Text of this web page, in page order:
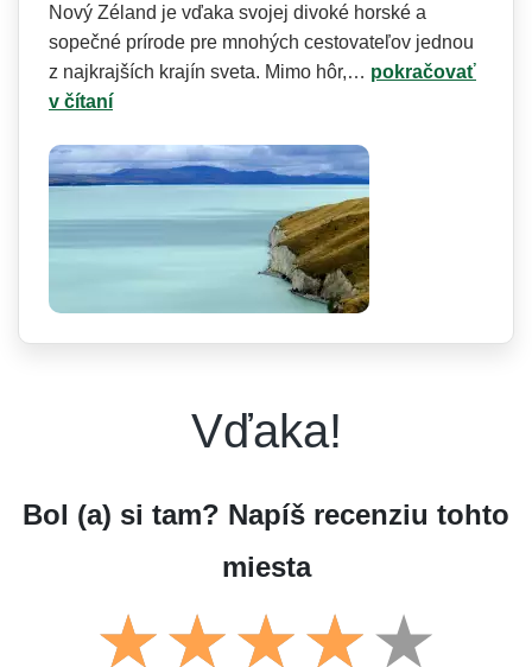
Nový Zéland je vďaka svojej divoké horské a
sopečné prírode pre mnohých cestovateľov jednou
z najkrajších krajín sveta. Mimo hôr,… pokračovať
v čítaní
Vďaka!
Bol (a) si tam? Napíš recenziu tohto
miesta